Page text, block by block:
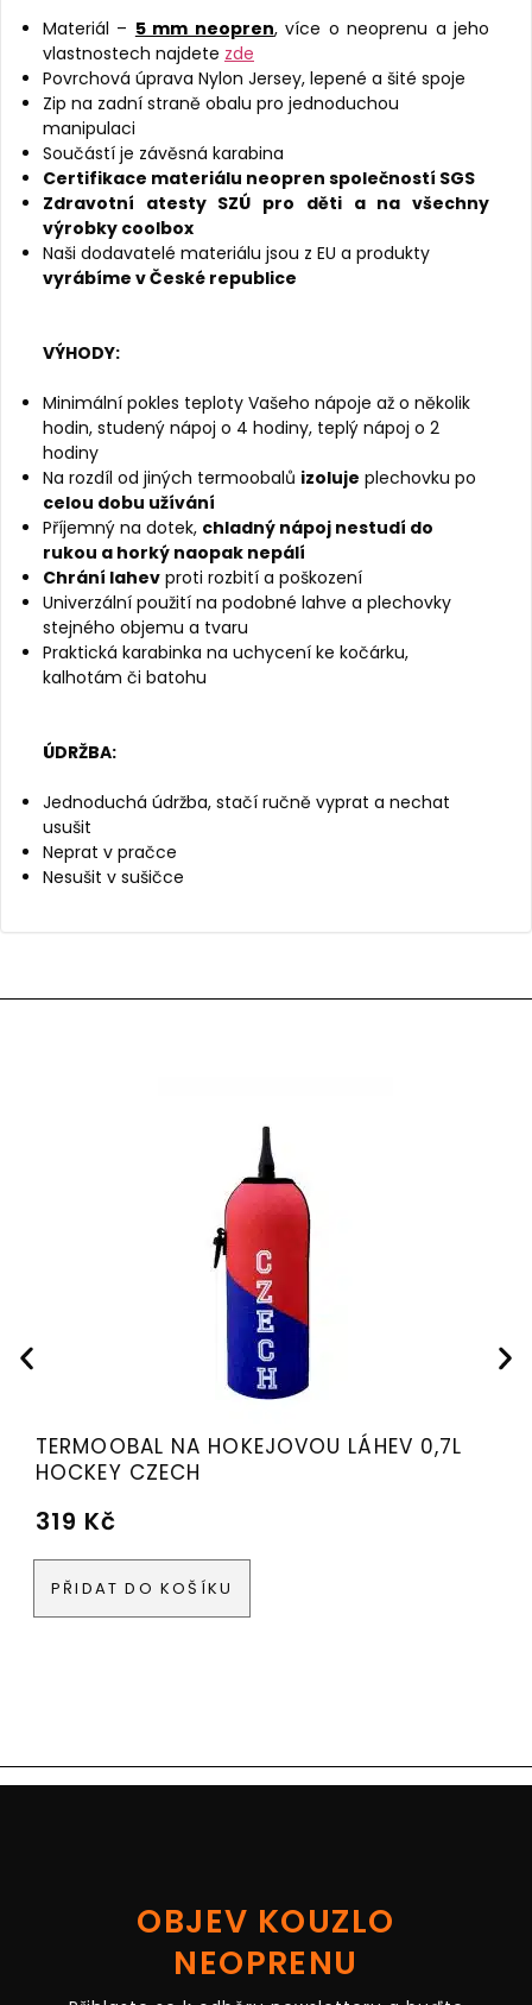
Materiál – 5 mm neopren, více o neoprenu a jeho
vlastnostech najdete zde
Povrchová úprava Nylon Jersey, lepené a šité spoje
Zip na zadní straně obalu pro jednoduchou
manipulaci
Součástí je závěsná karabina
Certifikace materiálu neopren společností SGS
Zdravotní atesty SZÚ pro děti a na všechny
výrobky coolbox
Naši dodavatelé materiálu jsou z EU a produkty
vyrábíme v České republice
VÝHODY:
Minimální pokles teploty Vašeho nápoje až o několik
hodin, studený nápoj o 4 hodiny, teplý nápoj o 2
hodiny
Na rozdíl od jiných termoobalů izoluje plechovku po
celou dobu užívání
Příjemný na dotek, chladný nápoj nestudí do
rukou a horký naopak nepálí
Chrání lahev proti rozbití a poškození
Univerzální použití na podobné lahve a plechovky
stejného objemu a tvaru
Praktická karabinka na uchycení ke kočárku,
kalhotám či batohu
ÚDRŽBA:
Jednoduchá údržba, stačí ručně vyprat a nechat
usušit
Neprat v pračce
Nesušit v sušičce
TERMOOBAL NA HOKEJOVOU LÁHEV 0,7L
HOCKEY CZECH
319 Kč
PŘIDAT DO KOŠÍKU
OBJEV KOUZLO
NEOPRENU